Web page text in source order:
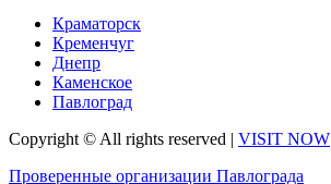
Краматорск
Кременчуг
Днепр
Каменское
Павлоград
Copyright © All rights reserved | VISIT NOW
Проверенные организации Павлограда